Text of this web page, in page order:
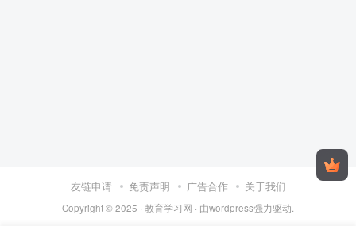
友链申请 免责声明 广告合作 关于我们
Copyright © 2025 · 教育学习网 · 由wordpress强力驱动.